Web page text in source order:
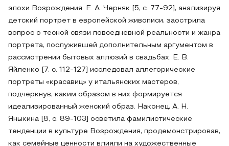
эпохи Возрождения. Е. А. Черняк [5, с. 77-92], анализируя
детский портрет в европейской живописи, заострила
вопрос о тесной связи повседневной реальности и жанра
портрета, послужившей дополнительным аргументом в
рассмотрении бытовых аллюзий в свадьбах. Е. В.
Яйленко [7, с. 112-127] исследовал аллегорические
портреты «красавиц» у итальянских мастеров,
подчеркнув, каким образом в них формируется
идеализированный женский образ. Наконец, А. Н.
Яныкина [8, с. 89-103] осветила фамилистические
тенденции в культуре Возрождения, продемонстрировав,
как семейные ценности влияли на художественные